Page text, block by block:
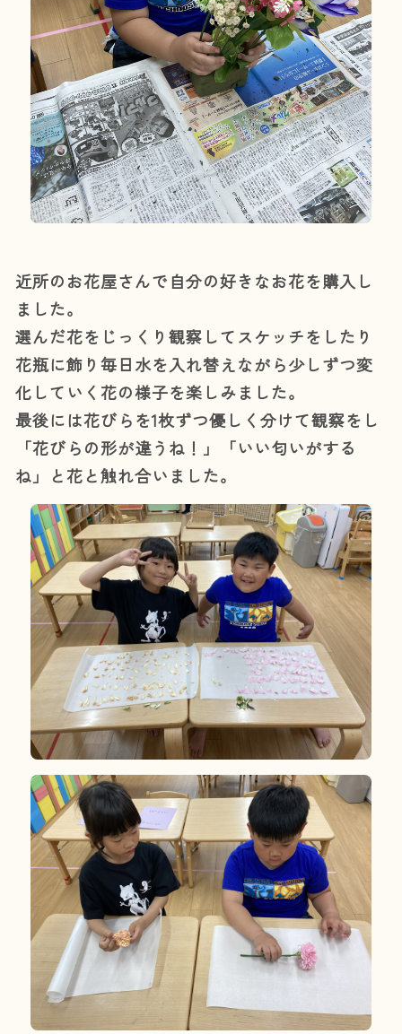
近所のお花屋さんで自分の好きなお花を購入し
ました。
選んだ花をじっくり観察してスケッチをしたり
花瓶に飾り毎日水を入れ替えながら少しずつ変
化していく花の様子を楽しみました。
最後には花びらを1枚ずつ優しく分けて観察をし
「花びらの形が違うね！」「いい匂いがする
ね」と花と触れ合いました。